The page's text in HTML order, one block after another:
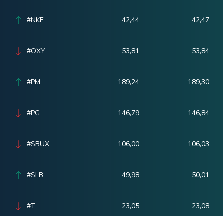
#NKE 42,44 42,47
#OXY 53,81 53,84
#PM 189,24 189,30
#PG 146,79 146,84
#SBUX 106,00 106,03
#SLB 49,98 50,01
#T 23,05 23,08